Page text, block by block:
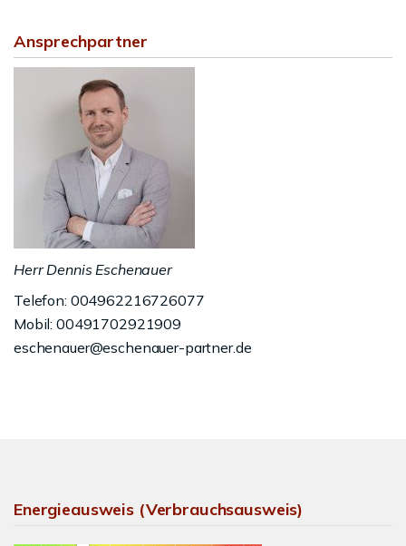
Ansprechpartner
Herr Dennis Eschenauer
Telefon: 004962216726077
Mobil: 00491702921909
eschenauer@eschenauer-partner.de
Energieausweis (Verbrauchsausweis)